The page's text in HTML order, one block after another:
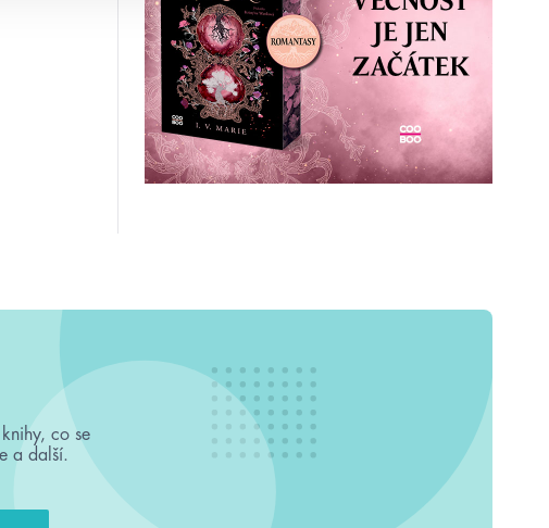
co se
a další.